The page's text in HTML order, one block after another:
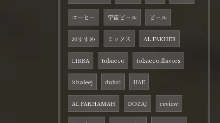
コーヒー 宇宙ビール ビール
おすすめ ミックス AL FAKHER
LIRRA tobacco tobacco.flavors
khaleej dubai UAE
AL FAKHAMAH DOZAJ review